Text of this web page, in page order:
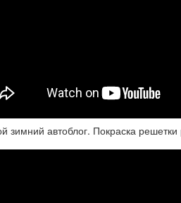
зимний автоблог. Покраска